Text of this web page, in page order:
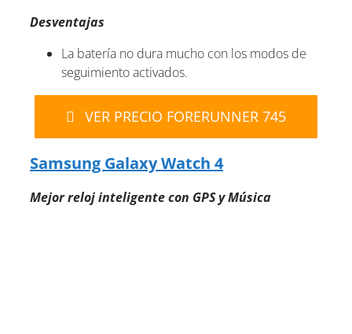
Desventajas
La batería no dura mucho con los modos de
seguimiento activados.
VER PRECIO FORERUNNER 745
Samsung Galaxy Watch 4
Mejor reloj inteligente con GPS y Música